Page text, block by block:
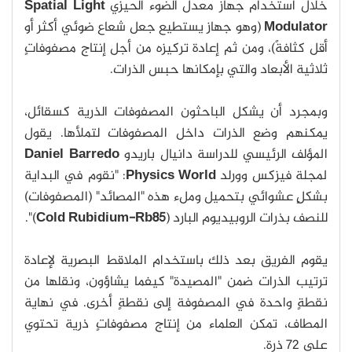
خلال استخدام جهاز معدل الضوء الحيزيSpatial Light
Modulator(وهو جهاز يستطيع جعل شعاع ضوئي أكثر أو
أقل كثافةً)، ومن ثم إعادة تركيزه من أجل إنتاج مصفوفاتٍ
ثلاثية الأبعاد والتي بإمكانها حبس الذرات.
وبمجرد أن يشكل الباحثون المصفوفات الذرية كسقائل،
يمكنهم وضع الذرات داخل المصفوفات لتملأها. يقول
المؤلف الرئيسي للدراسة دانيال باريدوDaniel Barredo
لمجلة فيزكس وورلد Physics World: "نقوم في البداية
بشكلٍ عشوائي بتحميل وملء هذه "المصائد" (المصفوفات)
للنصف بذرات الروبيديوم البارد (Cold Rubidium-Rb85
)".
يقوم الفريق بعد ذلك باستخدام الملاقط البصرية لإعادة
ترتيب الذرات ضمن "المصيدة" كيفما يشاؤون، ونقلها من
نقطةٍ واحدة في المصفوفة إلى نقطةٍ أخرى. في نهاية
المطاف، تمكن العلماء من إنتاج مصفوفاتٍ ذرية تحتوي
على 72 ذرة.